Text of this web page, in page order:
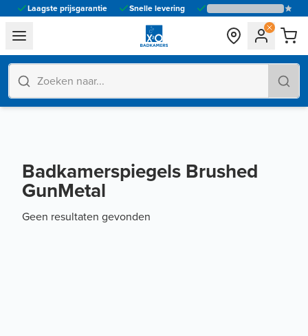
Laagste prijsgarantie Snelle levering
general.navigation.toggle_menu.label
Badkamerspiegels Brushed
GunMetal
Geen resultaten gevonden